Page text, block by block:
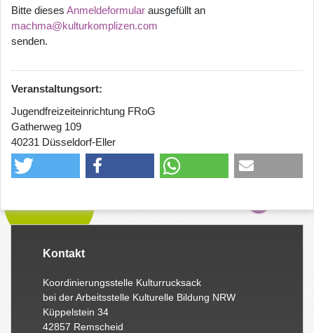
Bitte dieses Anmeldeformular ausgefüllt an
machma@kulturkomplizen.com
senden.
Veranstaltungsort:
Jugendfreizeiteinrichtung FRoG
Gatherweg 109
40231 Düsseldorf-Eller
Kontakt
Koordinierungsstelle Kulturrucksack
bei der Arbeitsstelle Kulturelle Bildung NRW
Küppelstein 34
42857 Remscheid